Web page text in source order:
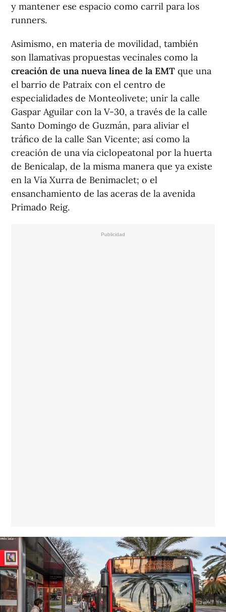
y mantener ese espacio como carril para los
runners.
Asimismo, en materia de movilidad, también
son llamativas propuestas vecinales como la
creación de una nueva línea de la EMT que una
el barrio de Patraix con el centro de
especialidades de Monteolivete; unir la calle
Gaspar Aguilar con la V-30, a través de la calle
Santo Domingo de Guzmán, para aliviar el
tráfico de la calle San Vicente; así como la
creación de una vía ciclopeatonal por la huerta
de Benicalap, de la misma manera que ya existe
en la Vía Xurra de Benimaclet; o el
ensanchamiento de las aceras de la avenida
Primado Reig.